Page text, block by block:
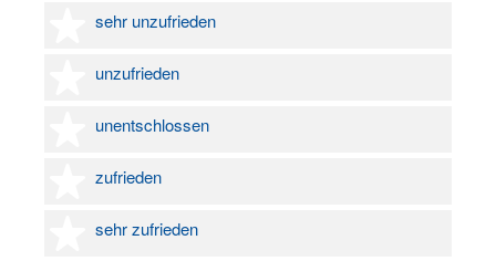
sehr unzufrieden
1 Stern
unzufrieden
2 Sterne
unentschlossen
3 Sterne
zufrieden
4 Sterne
sehr zufrieden
5 Sterne